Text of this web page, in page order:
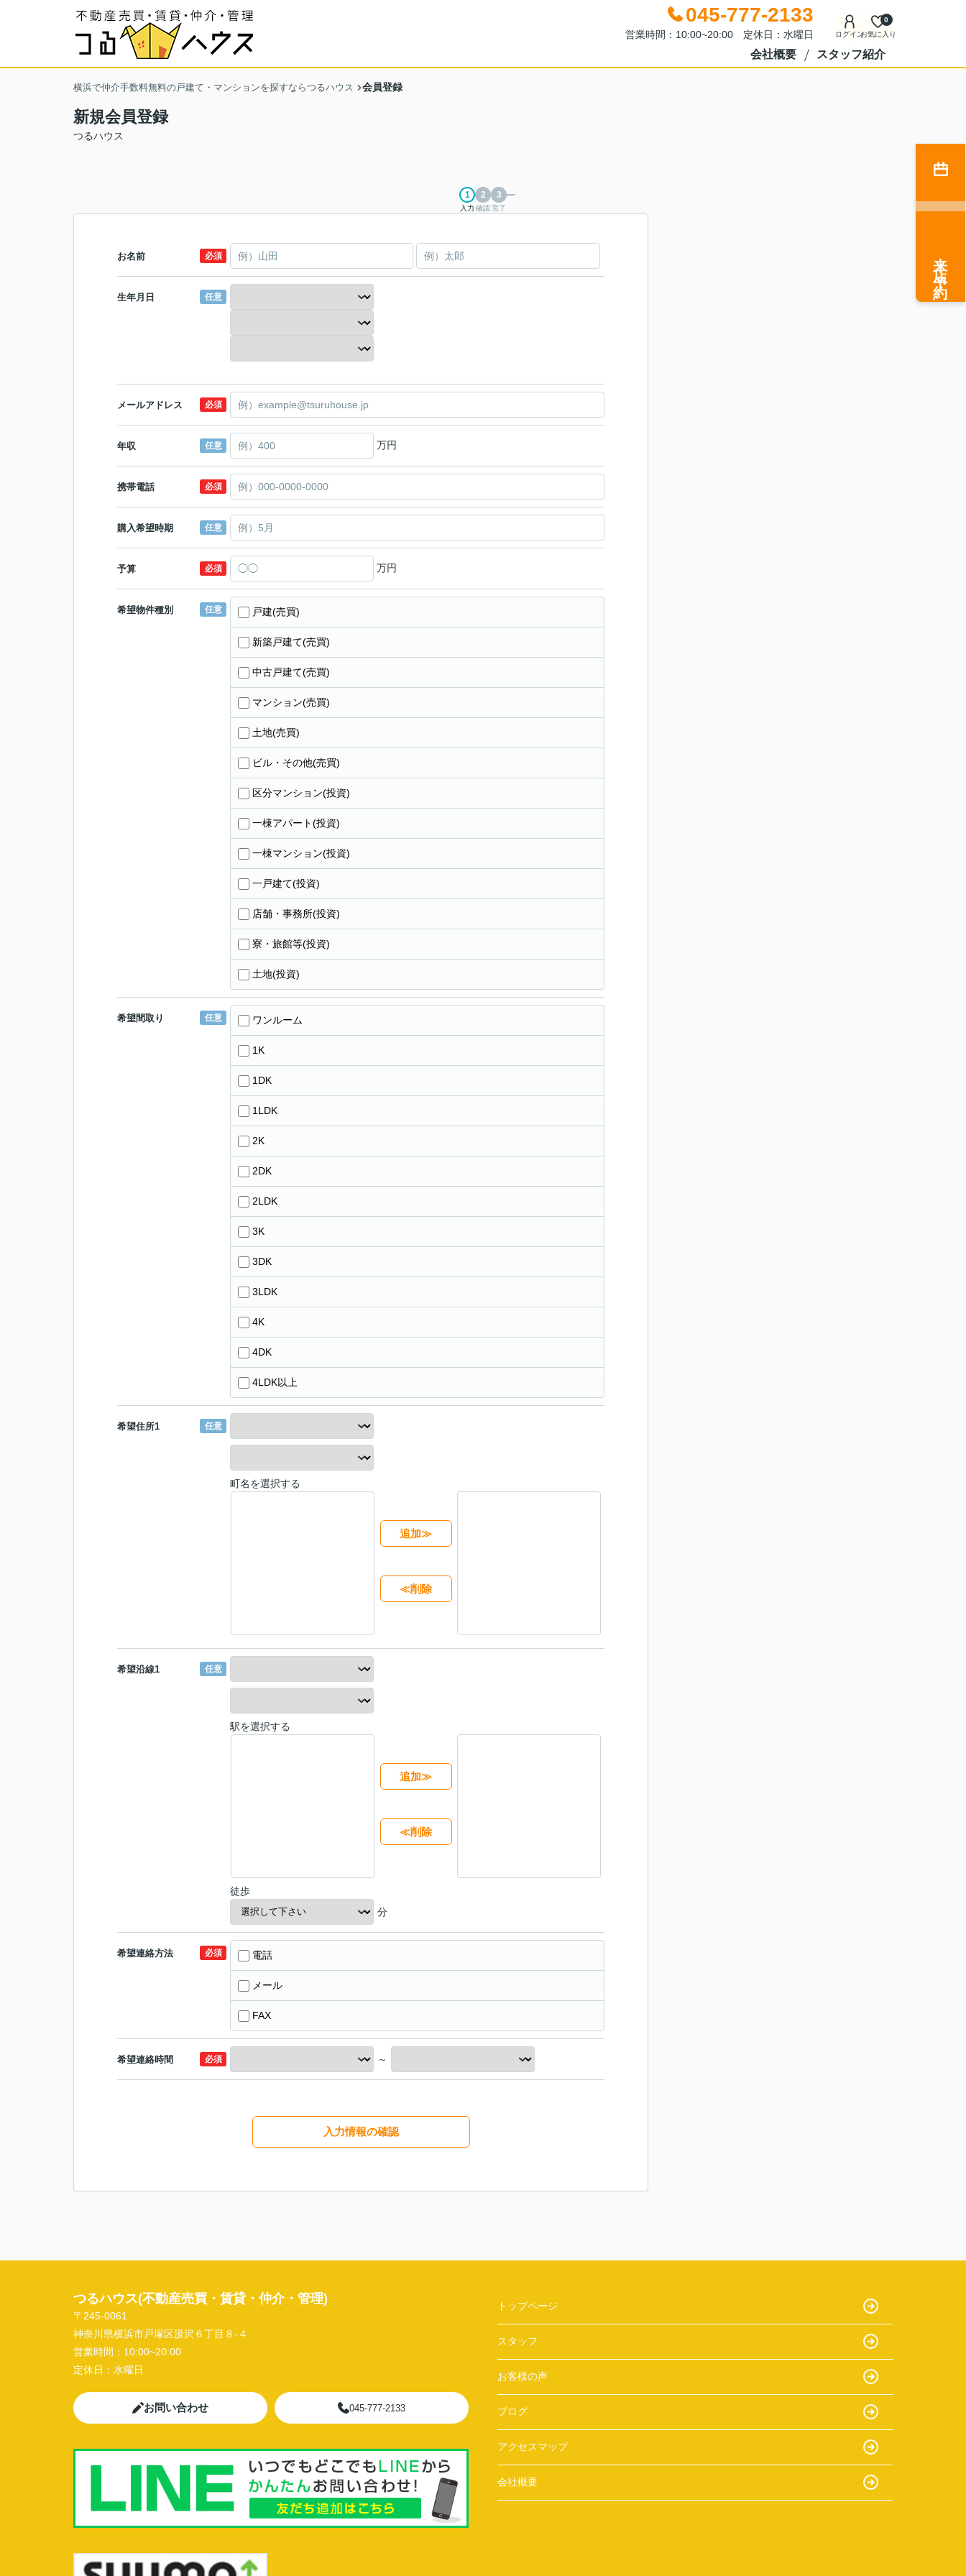
045-777-2133
営業時間：10:00~20:00 定休日：水曜日 ログインお気に入り
0
会社概要 スタッフ紹介
横浜で仲介手数料無料の戸建て・マンションを探すならつるハウス 会員登録
新規会員登録
つるハウス
入力 確認完了
お名前 必須
生年月日 任意
メールアドレス 必須
年収 任意 万円
携帯電話 必須
購入希望時期 任意
予算 必須 万円
希望物件種別 任意 戸建(売買)
新築戸建て(売買)
中古戸建て(売買)
マンション(売買)
土地(売買)
ビル・その他(売買)
区分マンション(投資)
一棟アパート(投資)
一棟マンション(投資)
一戸建て(投資)
店舗・事務所(投資)
寮・旅館等(投資)
土地(投資)
希望間取り 任意 ワンルーム
1K
1DK
1LDK
2K
2DK
2LDK
3K
3DK
3LDK
4K
4DK
4LDK以上
希望住所1 任意
町名を選択する
追加≫
≪削除
希望沿線1 任意
駅を選択する
追加≫
≪削除
徒歩
分
希望連絡方法 必須 電話
メール
FAX
希望連絡時間 必須 ～
入力情報の確認
来店予約
つるハウス(不動産売買・賃貸・仲介・管理)
〒245-0061
神奈川県横浜市戸塚区汲沢６丁目８-４
営業時間： 10:00~20:00
定休日： 水曜日
お問い合わせ 045-777-2133
トップページ
スタッフ
お客様の声
ブログ
アクセスマップ
会社概要